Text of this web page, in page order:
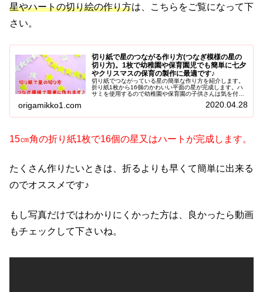
星やハートの切り絵の作り方は、こちらをご覧になって下
さい。
切り紙で星のつながる作り方(つなぎ模様の星の
切り方)。1枚で幼稚園や保育園児でも簡単に七夕
やクリスマスの保育の製作に最適です♪
切り紙でつながっている星の簡単な作り方を紹介します。
折り紙1枚から16個のかわいい平面の星が完成します。ハ
サミを使用するので幼稚園や保育園の子供さんは気を付け
用してお部屋をおしゃれにしてみて下さい＾＾
origamikko1.com 2020.04.28
15㎝角の折り紙1枚で16個の星又はハートが完成します。
たくさん作りたいときは、折るよりも早くて簡単に出来る
のでオススメです♪
もし写真だけではわかりにくかった方は、良かったら動画
もチェックして下さいね。